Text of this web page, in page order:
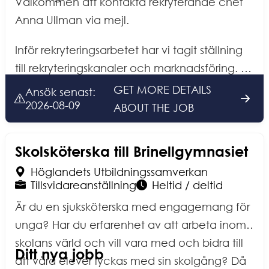
Anna Ullman via mejl.
Inför rekryteringsarbetet har vi tagit ställning
till rekryteringskanaler och marknadsföring. Vi
undanbeder oss bestämt kontakt med
mediesäljare, rekryteringssajter och liknande.
Ansök senast:
2026-08-09
GET MORE DETAILS
ABOUT THE JOB
Skolsköterska till Brinellgymnasiet
Arbetsplats:
Höglandets Utbildningssamverkan
Anställningsform:
TillsvidareanställningOmfattning:
Heltid / deltid
Är du en sjuksköterska med engagemang för
unga? Har du erfarenhet av att arbeta inom
skolans värld och vill vara med och bidra till
att våra elever lyckas med sin skolgång? Då
Ditt nya jobb